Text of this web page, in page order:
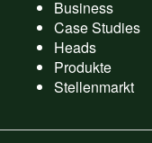
Business
Case Studies
Heads
Produkte
Stellenmarkt